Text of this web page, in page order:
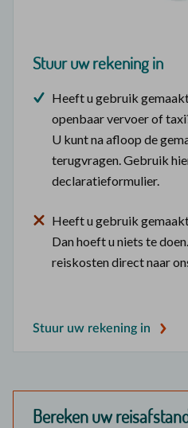
Stuur uw rekening in
Heeft u gebruik
openbaar vervoer of
U kunt na afloop de
terugvragen. Gebruik
declaratieformulier.
Heeft u gebruik
Dan hoeft u niets te
reiskosten direct naar
Stuur uw rekening in
Bereken uw